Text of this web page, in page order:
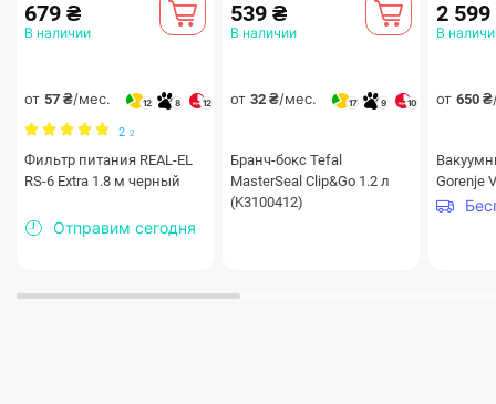
используется именитыми мировыми производителями,
холодильник способен работать 10 и более лет без
перебоев.
679 ₴
В наличии
от 57 ₴/мес. 12 8 12
2 2
Фильтр питания REAL-EL
RS-6 Extra 1.8 м черный
Отправим сегодня
539 ₴
В наличии
от 32 ₴/мес. 17 9 10
Бранч-бокс Tefal
MasterSeal Clip&Go 1.2 л
(K3100412)
2
В
от 650 ₴
Gorenje